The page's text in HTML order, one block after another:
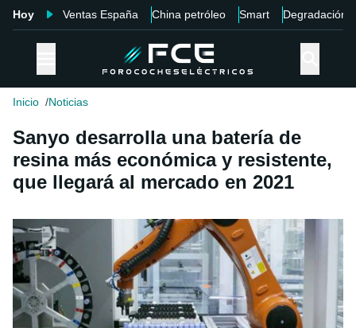
Hoy Ventas España China petróleo Smart Degradación
Inicio Noticias
Sanyo desarrolla una batería de
resina más económica y resistente,
que llegará al mercado en 2021